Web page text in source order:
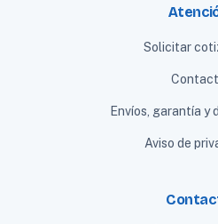
Solicitar
Envíos, garantía y
Aviso de